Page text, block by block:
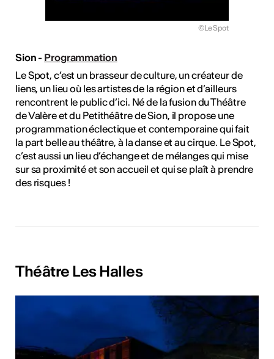
©Le Spot
Sion - Programmation
Le Spot, c’est un brasseur de culture, un créateur de
liens, un lieu où les artistes de la région et d’ailleurs
rencontrent le public d’ici. Né de la fusion du Théâtre
de Valère et du Petithéâtre de Sion, il propose une
programmation éclectique et contemporaine qui fait
la part belle au théâtre, à la danse et au cirque. Le Spot,
c’est aussi un lieu d’échange et de mélanges qui mise
sur sa proximité et son accueil et qui se plaît à prendre
des risques !
Théâtre Les Halles